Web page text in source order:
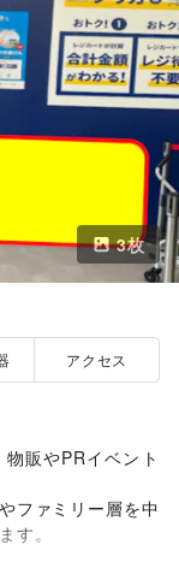
3枚
アクセス
販やPRイベント
ファミリー層を中
す。